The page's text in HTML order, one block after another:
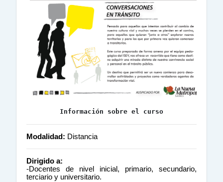
Información sobre el curso
Modalidad: Distancia
Dirigido a:
-Docentes de nivel inicial, primario, secundario,
terciario y universitario.